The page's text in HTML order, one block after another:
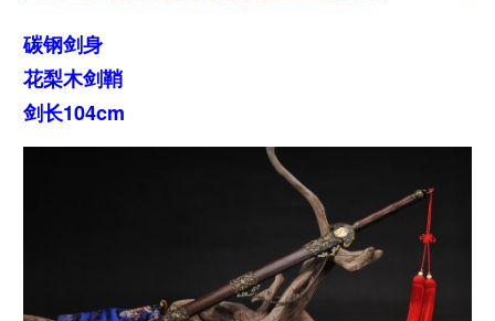
碳钢剑身
花梨木剑鞘
剑长104cm